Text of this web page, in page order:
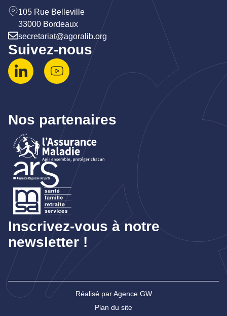
105 Rue Belleville
33000 Bordeaux
secretariat@agoralib.org
Suivez-nous
Nos partenaires
Inscrivez-vous à notre
newsletter !
Plan du site
Réalisé par Agence GW